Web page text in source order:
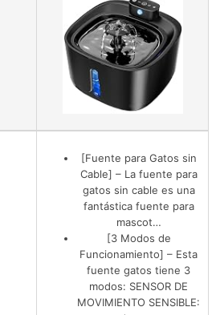
[Fuente para Gatos sin
Cable] – La fuente para
gatos sin cable es una
fantástica fuente para
mascot…
[3 Modos de
Funcionamiento] – Esta
fuente gatos tiene 3
modos: SENSOR DE
MOVIMIENTO SENSIBLE: